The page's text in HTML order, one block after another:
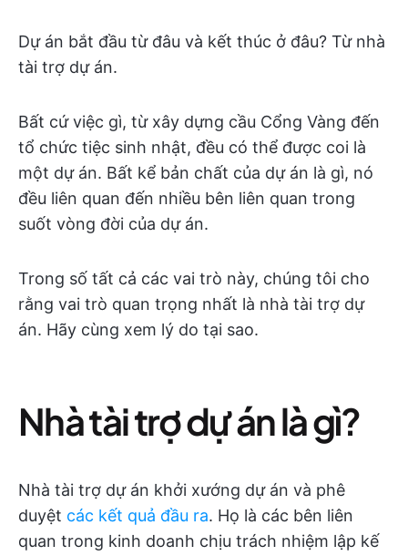
Dự án bắt đầu từ đâu và kết thúc ở đâu? Từ nhà
tài trợ dự án.
Bất cứ việc gì, từ xây dựng cầu Cổng Vàng đến
tổ chức tiệc sinh nhật, đều có thể được coi là
một dự án. Bất kể bản chất của dự án là gì, nó
đều liên quan đến nhiều bên liên quan trong
suốt vòng đời của dự án.
Trong số tất cả các vai trò này, chúng tôi cho
rằng vai trò quan trọng nhất là nhà tài trợ dự
án. Hãy cùng xem lý do tại sao.
Nhà tài trợ dự án là gì?
Nhà tài trợ dự án khởi xướng dự án và phê
duyệt các kết quả đầu ra. Họ là các bên liên
quan trong kinh doanh chịu trách nhiệm lập kế